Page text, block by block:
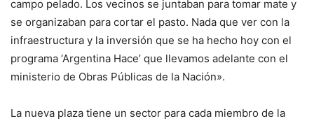
campo pelado. Los vecinos se juntaban para tomar mate y
se organizaban para cortar el pasto. Nada que ver con la
infraestructura y la inversión que se ha hecho hoy con el
programa ‘Argentina Hace’ que llevamos adelante con el
ministerio de Obras Públicas de la Nación».
La nueva plaza tiene un sector para cada miembro de la